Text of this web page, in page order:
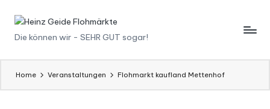
Skip
H
ei
n
Die können wir - SEHR GUT sogar!
Home Veranstaltungen Flohmarkt kaufland Mettenhof